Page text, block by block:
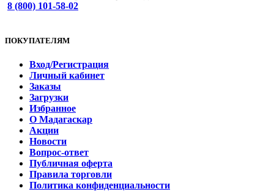
8 (800) 101-58-02
ПОКУПАТЕЛЯМ
Вход/Регистрация
Личный кабинет
Заказы
Загрузки
Избранное
О Мадагаскар
Акции
Новости
Вопрос-ответ
Публичная оферта
Правила торговли
Политика конфиденциальности